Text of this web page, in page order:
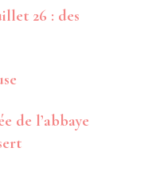
26 : des
de l’abbaye